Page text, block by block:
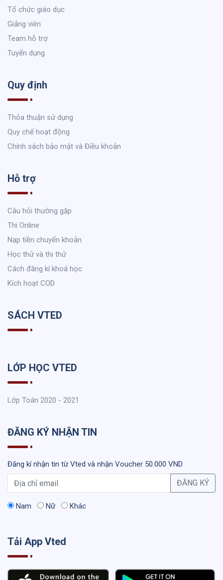
Tổ chức giáo dục
Giảng viên
Team hỗ trợ
Tuyển dụng
Quy định
Thỏa thuận sử dụng
Quy chế hoạt động
Chính sách bảo mật và Điều khoản
Hỗ trợ
Câu hỏi thường gặp
Thi Online
Nạp tiền chuyển khoản
Học thử và thi thử
Cách đăng kí khoá học
Kích hoạt COD
SÁCH VTED
LỚP HỌC VTED
Lớp Toán 2020 - 2021
ĐĂNG KÝ NHẬN TIN
Đăng kí nhận tin từ Vted và nhận Voucher 50.000 VND
ĐĂNG KÝ
Nam Nữ Khác
Tải App Vted